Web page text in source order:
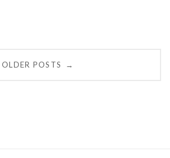
OLDER POSTS →